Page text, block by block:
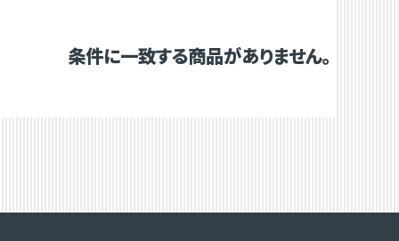
条件に一致する商品がありません。